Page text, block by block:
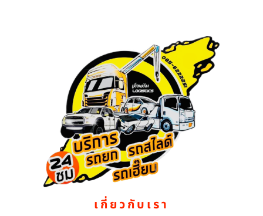
เกี่ยวกับเรา